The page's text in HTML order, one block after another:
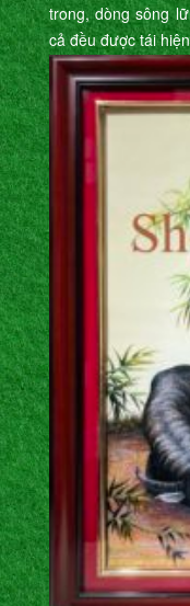
trong, dòng sông
cả đều được tái